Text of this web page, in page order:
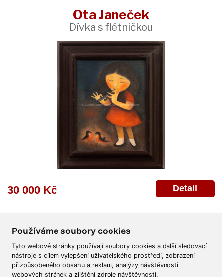
Používáme soubory cookies
Tyto webové stránky používají soubory cookies a další sledovací
nástroje s cílem vylepšení uživatelského prostředí, zobrazení
přizpůsobeného obsahu a reklam, analýzy návštěvnosti
webových stránek a zjištění zdroje návštěvnosti.
Ota Janeček
Dívka s flétničkou
30 000 Kč Detail
Všeobecné obchodní podmínky Reklamační řád Ochrana osobních údajů